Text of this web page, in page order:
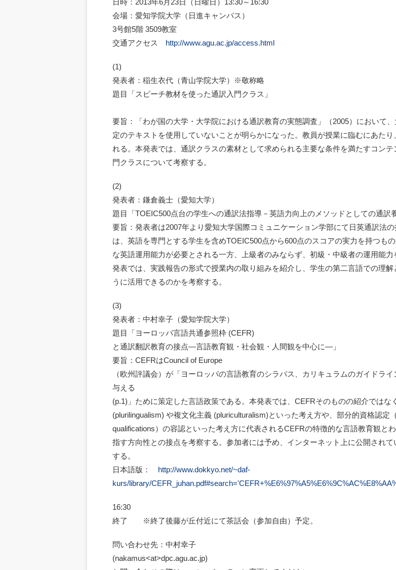
日時：2013年6月23日（日曜日）13:30～16:30
会場：愛知学院大学（日進キャンパス）
3号館5階 3509教室
交通アクセス http://www.agu.ac.jp/access.html
(1)
発表者：稲生衣代（青山学院大学）※敬称略
題目「スピーチ教材を使った通訳入門クラス」
要旨：「わが国の大学・大学院における通訳教育の実態調査」（2005）において
定のテキストを使用していないことが明らかになった。教員が授業に臨むにあた
れる。本発表では、通訳クラスの素材として求められる主要な条件を満たすコン
門クラスについて考察する。
(2)
発表者：鎌倉義士（愛知大学）
題目「TOEIC500点台の学生への通訳法指導－英語力向上のメソッドとしての通訳
要旨：発表者は2007年より愛知大学国際コミュニケーション学部にて日英通訳法
は、英語を専門とする学生を含めTOEIC500点から600点のスコアの実力を持つも
な英語運用能力が必要とされる一方、上級者のみならず、初級・中級者の運用能
発表では、実践報告の形式で授業内の取り組みを紹介し、学生の第二言語での理
うに活用できるのかを考察する。
(3)
発表者：中村幸子（愛知学院大学）
題目「ヨーロッパ言語共通参照枠 (CEFR)
と通訳翻訳教育の接点―言語教育観・社会観・人間観を中心に―」
要旨：CEFRはCouncil of Europe
（欧州評議会）が「ヨーロッパの言語教育のシラバス、カリキュラムのガイドラ
与える
(p.1)」ために策定した言語政策である。本発表では、CEFRそのものの紹介では
(plurilingualism) や複文化主義 (pluriculturalism)といった考え方や、部分的資格認定
qualifications）の容認といった考え方に代表されるCEFRの特徴的な言語教育観と
指す方向性との接点を考察する。参加者には予め、インターネット上に公開され
する。
日本語版： http://www.dokkyo.net/~daf-
kurs/library/
16:30
終了 ※終了後藤が丘付近にて茶話会（参加自由）予定。
問い合わせ先：中村幸子
(nakamus<at>dpc.agu.ac.jp)